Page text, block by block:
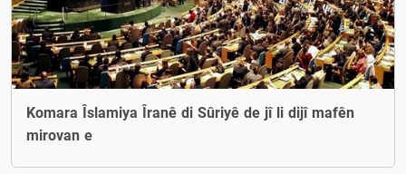
Komara Îslamiya Îranê di Sûriyê de jî li dijî mafên
mirovan e